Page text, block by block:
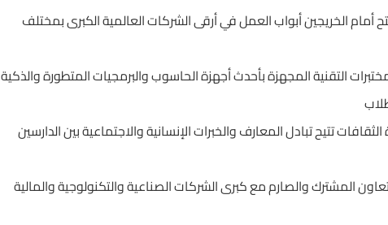
الخريجين أبواب العمل في أرقى الشركات العالمية الكبرى بمختلف
التقنية المجهزة بأحدث أجهزة الحاسوب والبرمجيات المتطورة والذكية
تتيح تبادل المعارف والخبرات الإنسانية والاجتماعية بين الدارسين
المشترك والصارم مع كبرى الشركات الصناعية والتكنولوجية والمالية